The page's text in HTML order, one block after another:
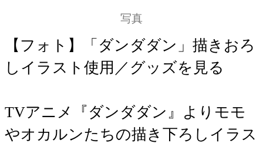
写真
【フォト】「ダンダダン」描きおろ
しイラスト使用／グッズを見る
TVアニメ『ダンダダン』よりモモ
やオカルンたちの描き下ろしイラス